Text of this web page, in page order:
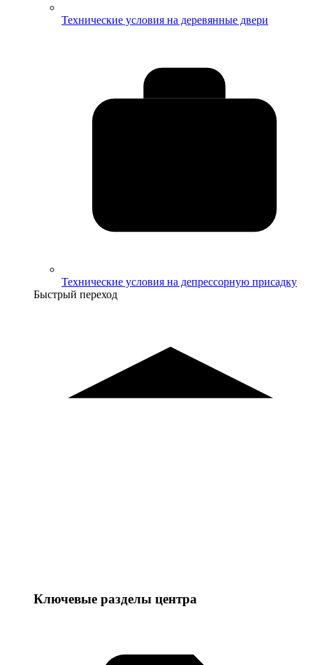
Технические условия на деревянные двери
Технические условия на депрессорную присадку
Быстрый переход
Ключевые разделы центра